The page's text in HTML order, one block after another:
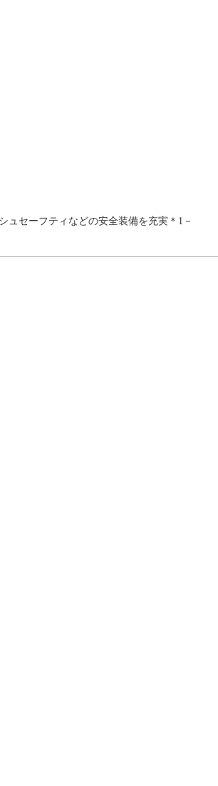
ュセーフティなどの安全装備を充実＊1－